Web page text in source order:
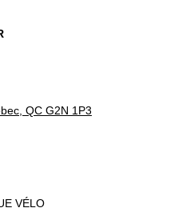
QC G2N 1P3
VÉLO